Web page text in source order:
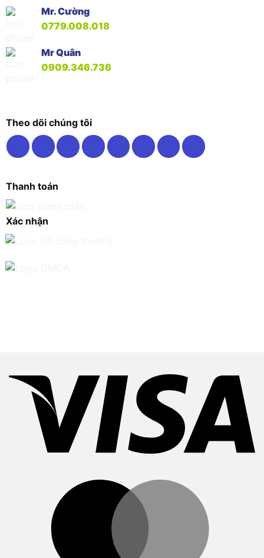
Mr. Cường
0779.008.018
Mr Quân
0909.346.736
Theo dõi chúng tôi
Thanh toán
Xác nhận